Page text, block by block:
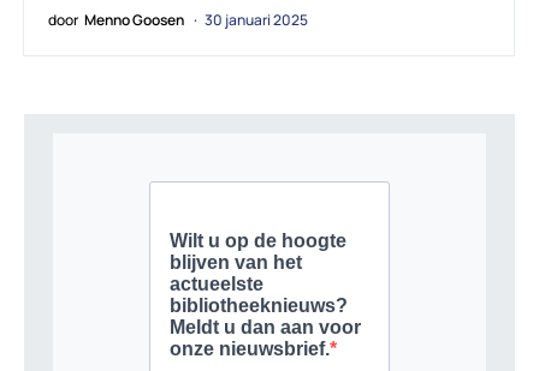
door Menno Goosen 30 januari 2025